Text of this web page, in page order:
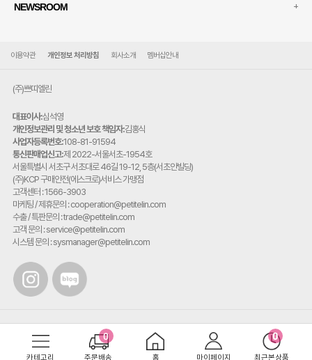
카테고리 주문배송 홈 마이페이지 최근본상품
NEWSROOM +
이용약관 개인정보 처리방침 회사소개 멤버십안내
(주)쁘띠엘린
대표이사:심석영
개인정보관리 및 청소년 보호 책임자:김홍식
사업자등록번호:108-81-91594
통신판매업신고:제 2022-서울서초-1954호
주
소:
서울특별시 서초구 서초대로 46길 19-12, 5층(서초안빌딩)
(주)KCP 구매안전(에스크로)서비스 가맹점
고객센터 : 1566-3903
마케팅 / 제휴문의 : cooperation@petitelin.com
수출 / 특판문의 : trade@petitelin.com
고객 문의 : service@petitelin.com
시스템 문의 : sysmanager@petitelin.com